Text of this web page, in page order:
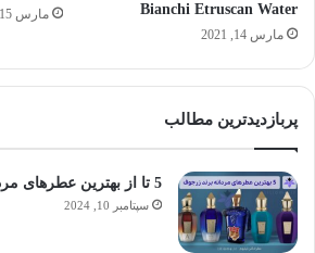
Bianchi Etruscan Water
مارس 14, 2021
مارس 15, 2022
پربازدیدترین مطالب
5 تا از بهترین عطرهای مردانه برند زرجوف
سپتامبر 10, 2024